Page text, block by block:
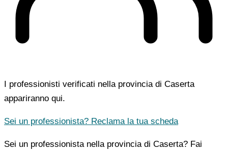
I professionisti verificati nella provincia di Caserta
appariranno qui.
Sei un professionista? Reclama la tua scheda
Sei un professionista nella provincia di Caserta? Fai